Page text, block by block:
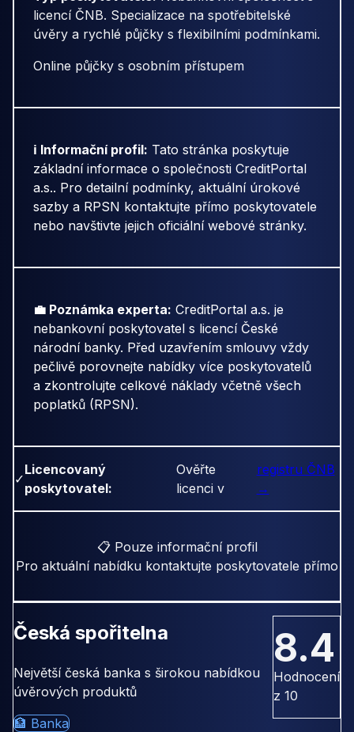
licencí ČNB. Specializace na spotřebitelské
úvěry a rychlé půjčky s flexibilními podmínkami.
Online půjčky s osobním přístupem
ℹ️ Informační profil: Tato stránka poskytuje
základní informace o společnosti CreditPortal
a.s.. Pro detailní podmínky, aktuální úrokové
sazby a RPSN kontaktujte přímo poskytovatele
nebo navštivte jejich oficiální webové stránky.
💼 Poznámka experta: CreditPortal a.s. je
nebankovní poskytovatel s licencí České
národní banky. Před uzavřením smlouvy vždy
pečlivě porovnejte nabídky více poskytovatelů
a zkontrolujte celkové náklady včetně všech
poplatků (RPSN).
✓
Licencovaný
poskytovatel:
Ověřte
licenci v
registru ČNB
→
📋 Pouze informační profil
Pro aktuální nabídku kontaktujte poskytovatele přímo
Česká spořitelna
Největší česká banka s širokou nabídkou
úvěrových produktů
🏦 Banka
8.4
Hodnocení
z 10